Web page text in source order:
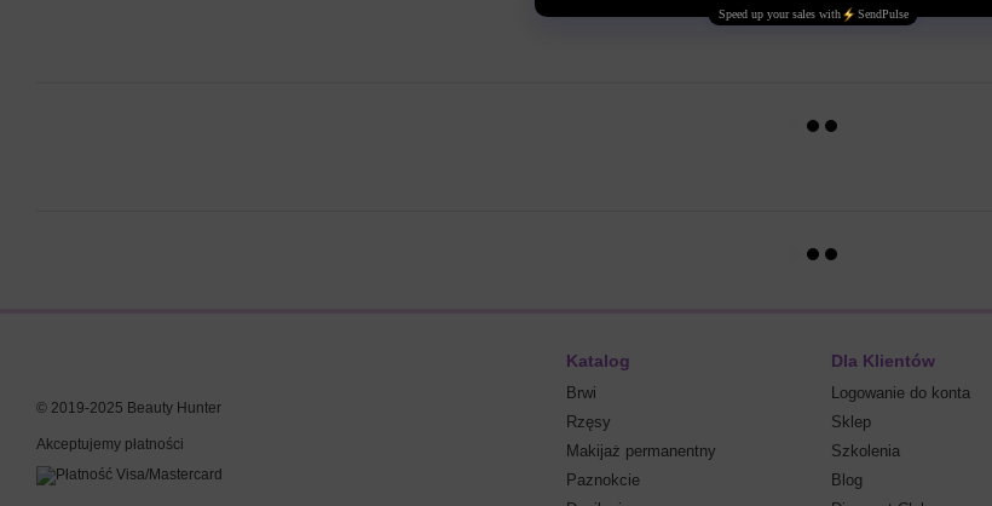
© 2019-2025 Beauty Hunter
Akceptujemy płatności
Katalog
Brwi
Rzęsy
Makijaż permanentny
Paznokcie
Dla Klientów
Logowanie do konta
Sklep
Szkolenia
Blog